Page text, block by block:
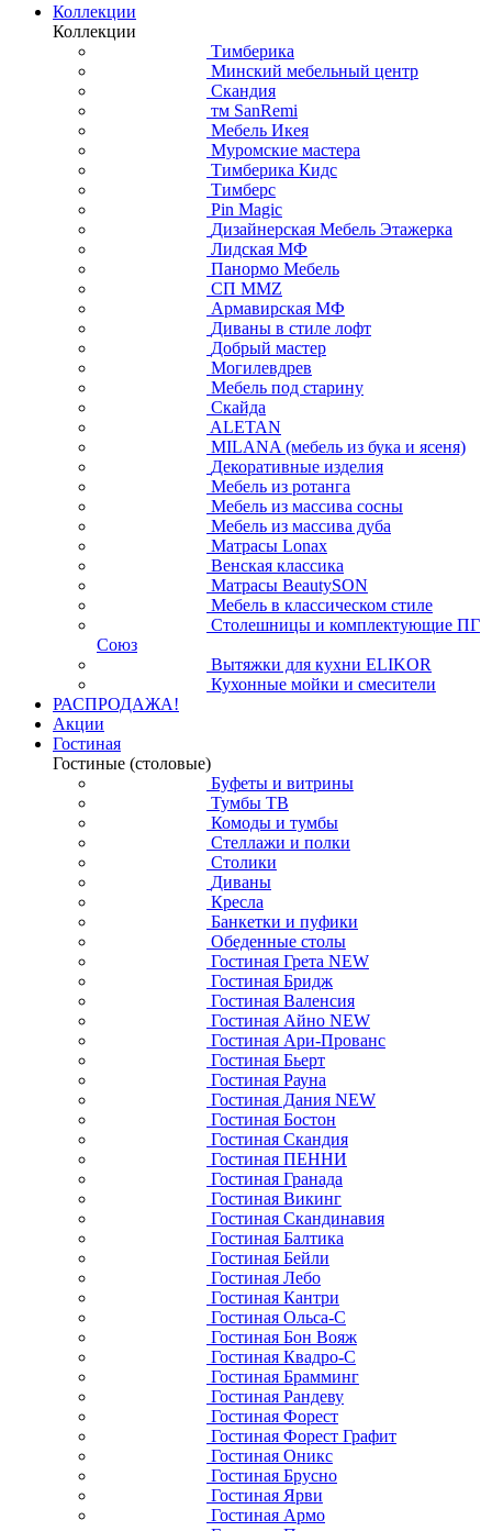
Коллекции
Коллекции
Тимберика
Минский мебельный центр
Скандия
тм SanRemi
Мебель Икея
Муромские мастера
Тимберика Кидс
Тимберс
Pin Magic
Дизайнерская Мебель Этажерка
Лидская МФ
Панормо Мебель
СП ММZ
Армавирская МФ
Диваны в стиле лофт
Добрый мастер
Могилевдрев
Мебель под старину
Скайда
ALETAN
MILANA (мебель из бука и ясеня)
Декоративные изделия
Мебель из ротанга
Мебель из массива сосны
Мебель из массива дуба
Матрасы Lonax
Венская классика
Матрасы BeautySON
Мебель в классическом стиле
Столешницы и комплектующие ПГ
Союз
Вытяжки для кухни ELIKOR
Кухонные мойки и смесители
РАСПРОДАЖА!
Акции
Гостиная
Гостиные (столовые)
Буфеты и витрины
Тумбы ТВ
Комоды и тумбы
Стеллажи и полки
Столики
Диваны
Кресла
Банкетки и пуфики
Обеденные столы
Гостиная Грета NEW
Гостиная Бридж
Гостиная Валенсия
Гостиная Айно NEW
Гостиная Ари-Прованс
Гостиная Бьерт
Гостиная Рауна
Гостиная Дания NEW
Гостиная Бостон
Гостиная Скандия
Гостиная ПЕННИ
Гостиная Гранада
Гостиная Викинг
Гостиная Скандинавия
Гостиная Балтика
Гостиная Бейли
Гостиная Лебо
Гостиная Кантри
Гостиная Ольса-С
Гостиная Бон Вояж
Гостиная Квадро-С
Гостиная Брамминг
Гостиная Рандеву
Гостиная Форест
Гостиная Форест Графит
Гостиная Оникс
Гостиная Брусно
Гостиная Ярви
Гостиная Армо